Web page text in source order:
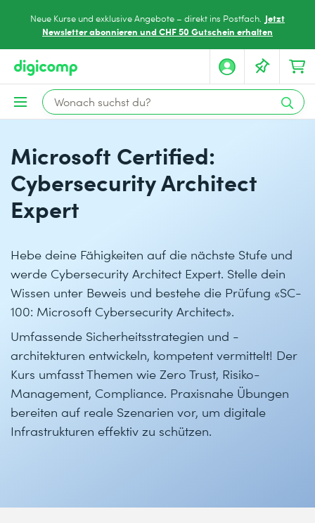
Neue Kurse und exklusive Angebote – direkt ins Postfach. Jetzt
Newsletter abonnieren und CHF 50 Gutschein erhalten
Microsoft Certified:
Cybersecurity Architect
Expert
Hebe deine Fähigkeiten auf die nächste Stufe und
werde Cybersecurity Architect Expert. Stelle dein
Wissen unter Beweis und bestehe die Prüfung «SC-
100: Microsoft Cybersecurity Architect».
Umfassende Sicherheitsstrategien und -
architekturen entwickeln, kompetent vermittelt! Der
Kurs umfasst Themen wie Zero Trust, Risiko-
Management, Compliance. Praxisnahe Übungen
bereiten auf reale Szenarien vor, um digitale
Infrastrukturen effektiv zu schützen.